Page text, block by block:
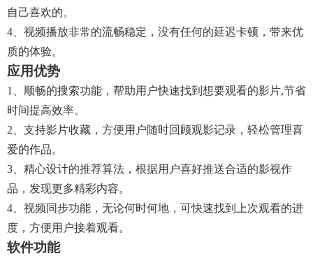
自己喜欢的。
4、视频播放非常的流畅稳定，没有任何的延迟卡顿，带来优
质的体验。
应用优势
1、顺畅的搜索功能，帮助用户快速找到想要观看的影片,节省
时间提高效率。
2、支持影片收藏，方便用户随时回顾观影记录，轻松管理喜
爱的作品。
3、精心设计的推荐算法，根据用户喜好推送合适的影视作
品，发现更多精彩内容。
4、视频同步功能，无论何时何地，可快速找到上次观看的进
度，方便用户接着观看。
软件功能